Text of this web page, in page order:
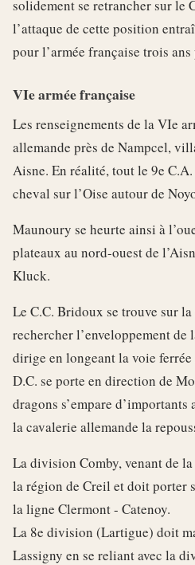
solidement se retrancher sur le
l’attaque de cette position
pour l’armée française trois
VIe armée française
Les renseignements de la VIe
allemande près de Nampcel,
Aisne. En réalité, tout le 9e
cheval sur l’Oise autour de
Maunoury se heurte ainsi à
plateaux au nord-ouest de
Kluck.
Le C.C. Bridoux se trouve sur
rechercher l’enveloppement
dirige en longeant la voie
D.C. se porte en direction de
dragons s’empare
la cavalerie allemande la
La division Comby, venant de
la région de Creil et doit porter
la ligne Clermont - Catenoy.
La 8e division (Lartigue) doit
Lassigny en se reliant avec la